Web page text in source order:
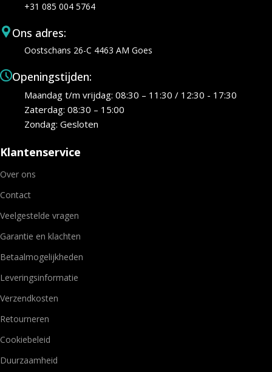
+31 085 004 5764
Ons adres:
Oostschans 26-C 4463 AM Goes
Openingstijden:
Maandag t/m vrijdag: 08:30 – 11:30 / 12:30 - 17:30
Zaterdag: 08:30 – 15:00
Zondag: Gesloten
Klantenservice
Over ons
Contact
Veelgestelde vragen
Garantie en klachten
Betaalmogelijkheden
Leveringsinformatie
Verzendkosten
Retourneren
Cookiebeleid
Duurzaamheid